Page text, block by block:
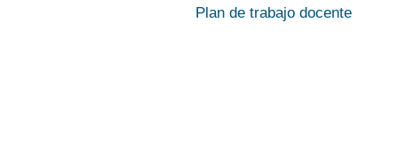
Plan de trabajo docente